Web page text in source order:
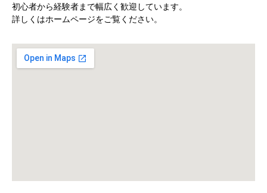
初心者から経験者まで幅広く歓迎しています。
詳しくはホームページをご覧ください。